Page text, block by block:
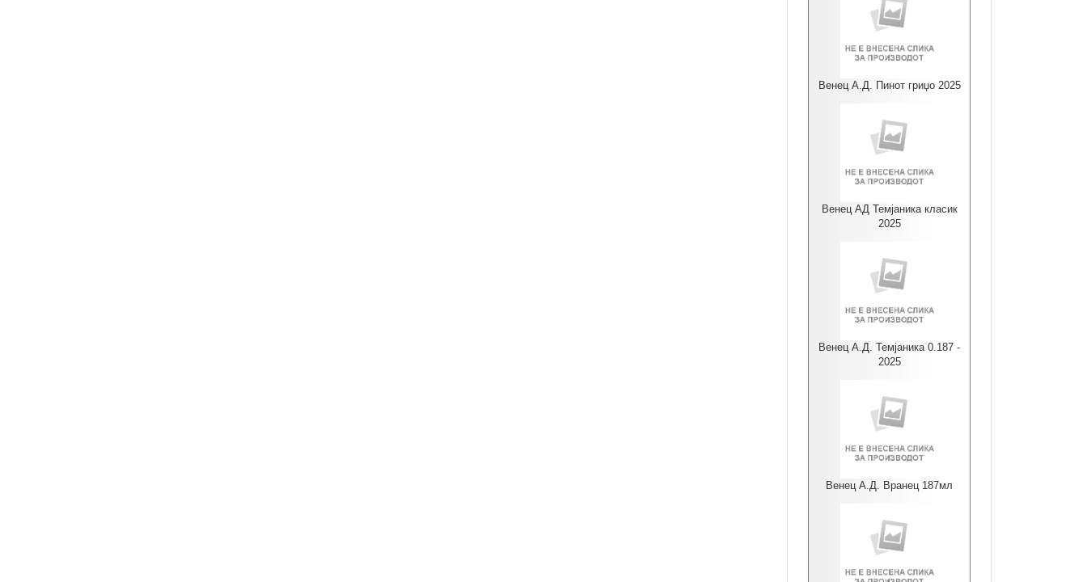
Венец А.Д. Пинот гриџо 2025
Венец АД Темјаника класик
2025
Венец А.Д. Темјаника 0.187 -
2025
Венец А.Д. Вранец 187мл